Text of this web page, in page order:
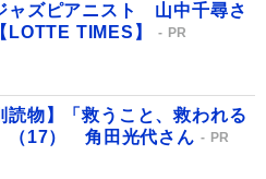
ャズピアニスト 山中千尋さ
LOTTE TIMES】
PR
読物】「救うこと、救われる
（17） 角田光代さん
PR